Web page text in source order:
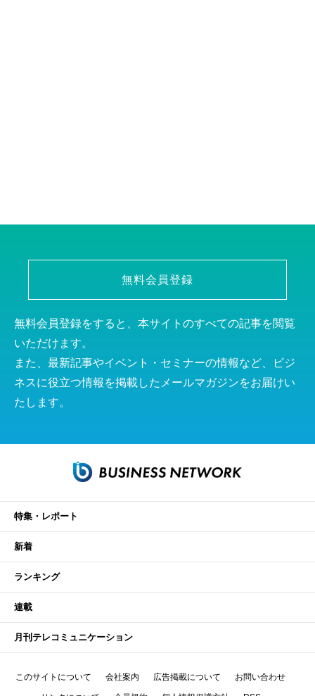
無料会員登録
無料会員登録をすると、本サイトのすべての記事を閲覧
いただけます。
また、最新記事やイベント・セミナーの情報など、ビジ
ネスに役立つ情報を掲載したメールマガジンをお届けい
たします。
特集・レポート
新着
ランキング
連載
月刊テレコミュニケーション
このサイトについて 会社案内 広告掲載について お問い合わせ